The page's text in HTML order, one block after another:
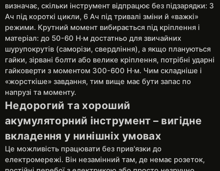
визначає, скільки інструмент відпрацює без підзарядки: 3
Ач під короткі цикли, 6 Ач під тривалі зміни й «важкі»
режими. Крутний момент вибирається під кріплення і
матеріал: до 50-60 Н·м достатньо для звичайних
шурупокрутів (саморізи, свердління), а якщо плануються
гайки, зірвані болти або велике кріплення, потрібні ударні
гайковерти з моментом 300-600 Н·м. Чим складніше і
«жорсткіше» завдання, тим вище має бути запас по
напрузі та моменту.
Недорогий та хороший
акумуляторний інструмент – вигідне
вкладення у нинішніх умовах
Це можливість працювати без прив'язки до
електромережі. Він незамінний там, де немає розеток,